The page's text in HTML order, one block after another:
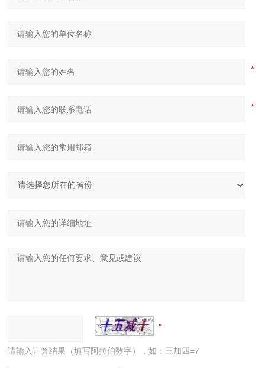
请输入计算结果（填写阿拉伯数字），如：三加四=7